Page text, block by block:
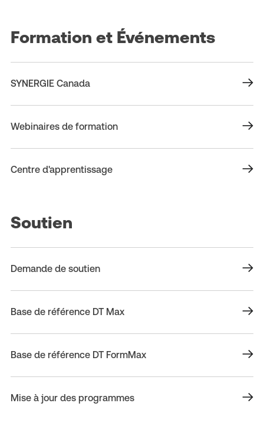
Formation et Événements
SYNERGIE Canada
Webinaires de formation
Centre d'apprentissage
Soutien
Demande de soutien
Base de référence DT Max
Base de référence DT FormMax
Mise à jour des programmes